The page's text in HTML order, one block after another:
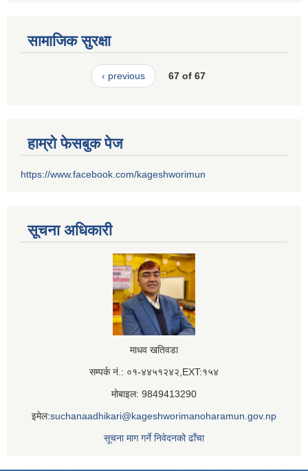
सामाजिक सुरक्षा
‹ previous 67 of 67
हाम्रो फेसबुक पेज
https://www.facebook.com/kageshworimun
सूचना अधिकारी
माधव खतिवडा
सम्पर्क नं.: ०१-४४५१२४२,EXT:१५४
मोबाइल: 9849413290
इमेल:suchanaadhikari@kageshworimanoharamun.gov.np
सूचना माग गर्ने निवेदनको ढाँचा